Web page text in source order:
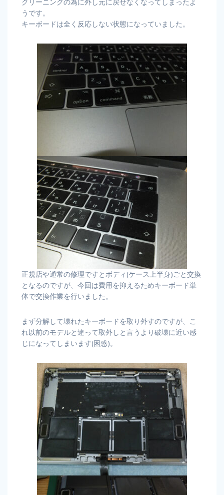
クリーニングの為に外し元に戻せなくなってしまったよ
うです。
キーボードは全く反応しない状態になっていました。
正規店や通常の修理ですとボディ(ケース上半身)ごと交換
となるのですが、今回は費用を抑えるためキーボード単
体で交換作業を行いました。
まず分解して壊れたキーボードを取り外すのですが、こ
れ以前のモデルと違って取外しと言うより破壊に近い感
じになってしまいます(困惑)。